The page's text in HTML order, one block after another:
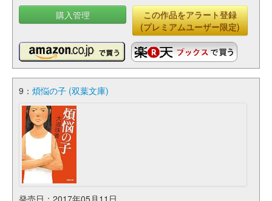
購入管理
この作品をアラート登録
(プレミアムユーザー限定)
9： 煩悩の子 (双葉文庫)
発売日：2017年05月11日